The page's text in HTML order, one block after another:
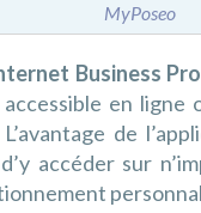
MyPoseo
Business
en
L’avantage de
accéder sur